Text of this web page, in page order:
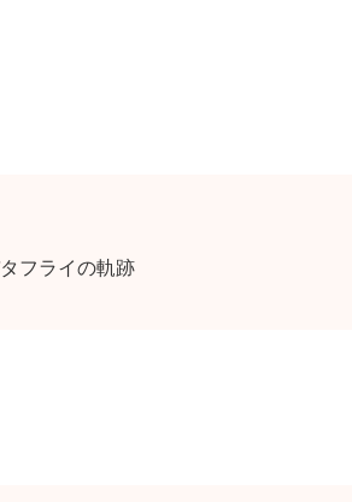
フライの軌跡